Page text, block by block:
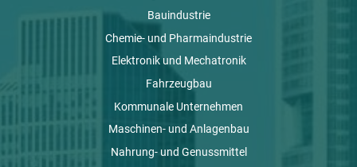
Bauindustrie
Chemie- und Pharmaindustrie
Elektronik und Mechatronik
Fahrzeugbau
Kommunale Unternehmen
Maschinen- und Anlagenbau
Nahrung- und Genussmittel